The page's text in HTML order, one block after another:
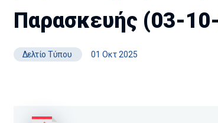
Παρασκευής (03-
Δελτίο Τύπου 01 Οκτ 2025